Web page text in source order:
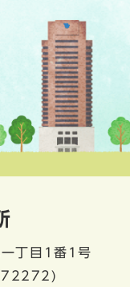
丁目1番1号